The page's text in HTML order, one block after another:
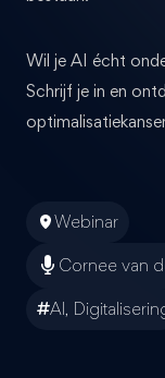
Wil je AI écht
Schrijf je in en
Webinar
Cornee van
AI,